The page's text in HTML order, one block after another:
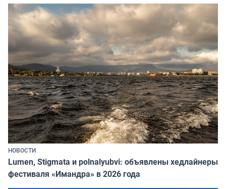
НОВОСТИ
Lumen, Stigmata и polnalyubvi: объявлены хедлайнеры
фестиваля «Имандра» в 2026 года